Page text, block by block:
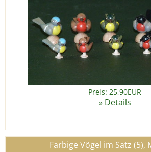
Preis: 25,90EUR
» Details
Farbige Vögel im Satz (5),